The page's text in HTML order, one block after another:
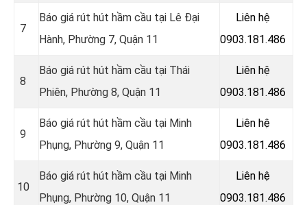
7
Báo giá rút hút hầm cầu tại Lê Đại
Hành, Phường 7, Quận 11
Liên hệ
0903.181.486
8
Báo giá rút hút hầm cầu tại Thái
Phiên, Phường 8, Quận 11
Liên hệ
0903.181.486
9
Báo giá rút hút hầm cầu tại Minh
Phụng, Phường 9, Quận 11
Liên hệ
0903.181.486
10
Báo giá rút hút hầm cầu tại Minh
Phụng, Phường 10, Quận 11
Liên hệ
0903.181.486